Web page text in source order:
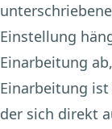
Einstellung
Einarbeitung
Einarbeitung
der sich direkt